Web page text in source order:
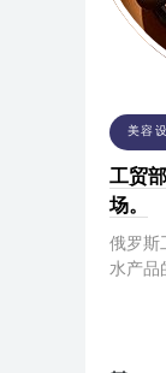
美容
工贸
场。
俄罗斯
水产品